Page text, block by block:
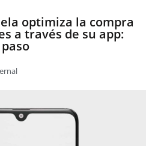
optimiza la compra
a través de su app: